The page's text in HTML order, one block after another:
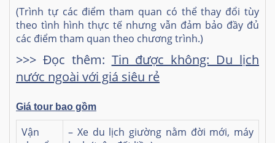
(Trình tự các điểm tham quan có thể thay đổi tùy
theo tình hình thực tế nhưng vẫn đảm bảo đầy đủ
các điểm tham quan theo chương trình.)
>>> Đọc thêm: Tin được không: Du lịch
nước ngoài với giá siêu rẻ
Giá tour bao gồm
Vận
– Xe du lịch giường nằm đời mới, máy